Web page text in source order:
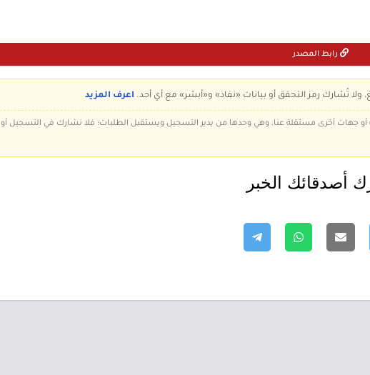
رابط المصدر
ولا تُشارك رمز التحقق أو بيانات «نفاذ» و«أبشر» مع أي أحد. اعرف المزيد
أو جهات أخرى مستقلة عنا، وهي وحدها من يدير التسجيل ويستقبل الطلبات؛ فلا نشارك في التسجيل أو
أصدقائك الخبر